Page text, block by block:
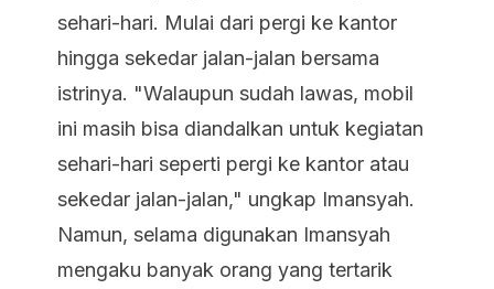
sehari-hari. Mulai dari pergi ke kantor
hingga sekedar jalan-jalan bersama
istrinya. "Walaupun sudah lawas, mobil
ini masih bisa diandalkan untuk kegiatan
sehari-hari seperti pergi ke kantor atau
sekedar jalan-jalan," ungkap Imansyah.
Namun, selama digunakan Imansyah
mengaku banyak orang yang tertarik